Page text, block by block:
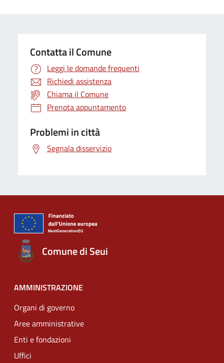
Contatta il Comune
Leggi le domande frequenti
Richiedi assistenza
Chiama il Comune
Prenota appuntamento
Problemi in città
Segnala disservizio
Comune di Seui
AMMINISTRAZIONE
Organi di governo
Aree amministrative
Enti e fondazioni
Uffici